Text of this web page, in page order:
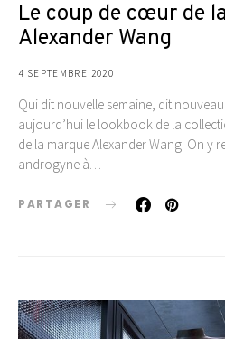
Le coup de cœur de
Alexander Wang
4 SEPTEMBRE 2020
Qui dit nouvelle semaine, dit
aujourd’hui le lookbook de la
de la marque Alexander Wang. On y
androgyne à…
PARTAGER